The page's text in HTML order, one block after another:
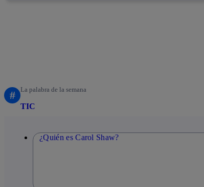
# La palabra de la semana
TIC
¿Quién es Carol Shaw?